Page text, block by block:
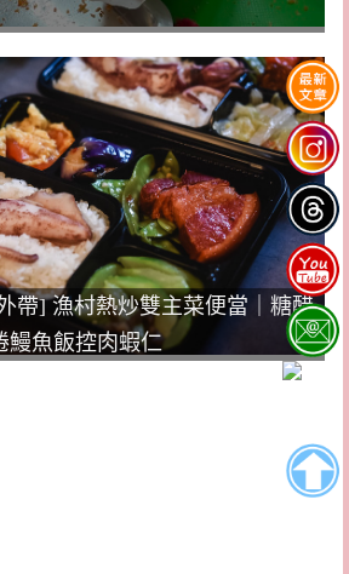
帶] 漁村熱炒雙主菜便當｜糖醋
鰻魚飯控肉蝦仁